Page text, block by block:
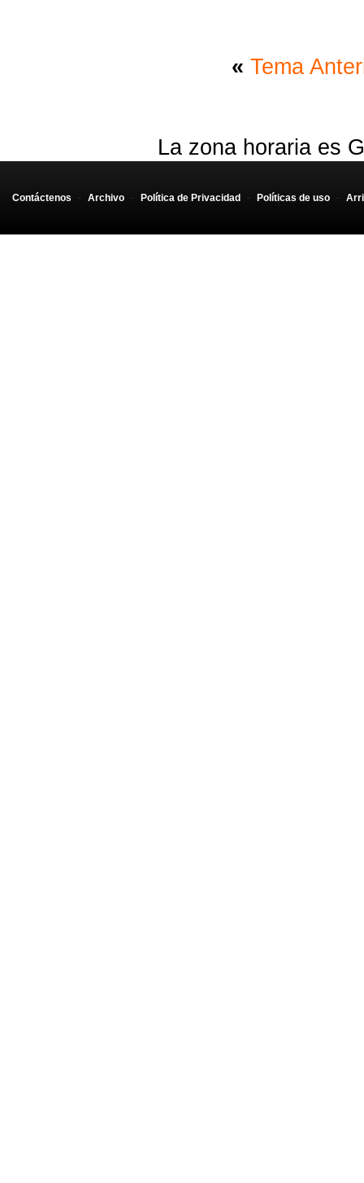
« Tema
La zona horaria es
Contáctenos - Archivo - Política de Privacidad - Políticas de uso -